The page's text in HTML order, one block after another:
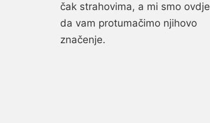
čak strahovima, a mi smo ovdje
da vam protumačimo njihovo
značenje.